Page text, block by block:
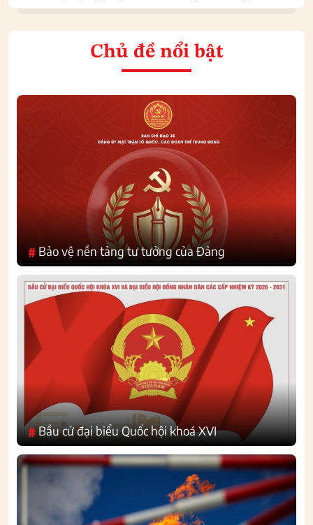
Chủ đề nổi bật
# Bảo vệ nền tảng tư tưởng của Đảng
#Bầu cử đại biểu Quốc hội khoá XVI